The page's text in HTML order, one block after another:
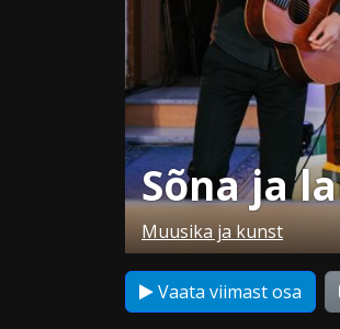
Sõna ja
Muusika ja kunst
Vaata viimast osa